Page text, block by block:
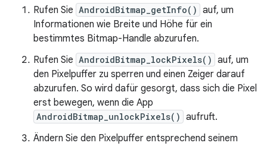
Rufen Sie AndroidBitmap_getInfo() auf, um
Informationen wie Breite und Höhe für ein
bestimmtes Bitmap-Handle abzurufen.
Rufen Sie AndroidBitmap_lockPixels() auf, um
den Pixelpuffer zu sperren und einen Zeiger darauf
abzurufen. So wird dafür gesorgt, dass sich die Pixel
erst bewegen, wenn die App
AndroidBitmap_unlockPixels() aufruft.
Ändern Sie den Pixelpuffer entsprechend seinem